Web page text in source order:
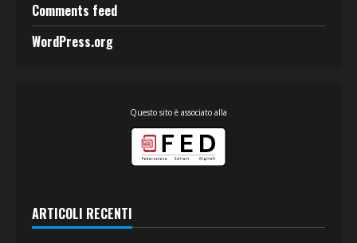
Comments feed
WordPress.org
Questo sito è associato alla
ARTICOLI RECENTI